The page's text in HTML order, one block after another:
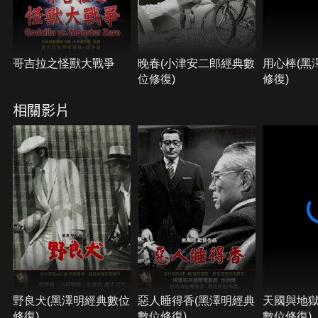
哥吉拉之怪獸大戰爭
晚春(小津安二郎經典數
位修復)
用心棒(黑
修復)
相關影片
野良犬(黑澤明經典數位
惡人睡得香(黑澤明經典
天國與地